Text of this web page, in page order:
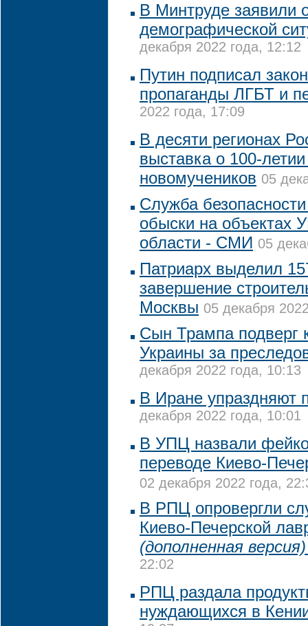
В Минтруде заявили
демографической
декабря 2022 года, 12:12
Путин подписал
пропаганды ЛГБТ и
2022 года, 17:09
В десяти регионах
выставка о 100-
новомучеников 05
Служба
обыски на объектах
области - СМИ 05
Патриарх выделил
завершение
Москвы 05 декабря
Сын Трампа подверг
Украины за
декабря 2022 года, 10:13
В Иране упраздняют
декабря 2022 года, 10:01
В УПЦ назвали
переводе Киево-
02 декабря 2022 года,
В РПЦ опровергли
Киево-Печерской
(дополненная версия)
22:02
РПЦ раздала
нуждающихся в